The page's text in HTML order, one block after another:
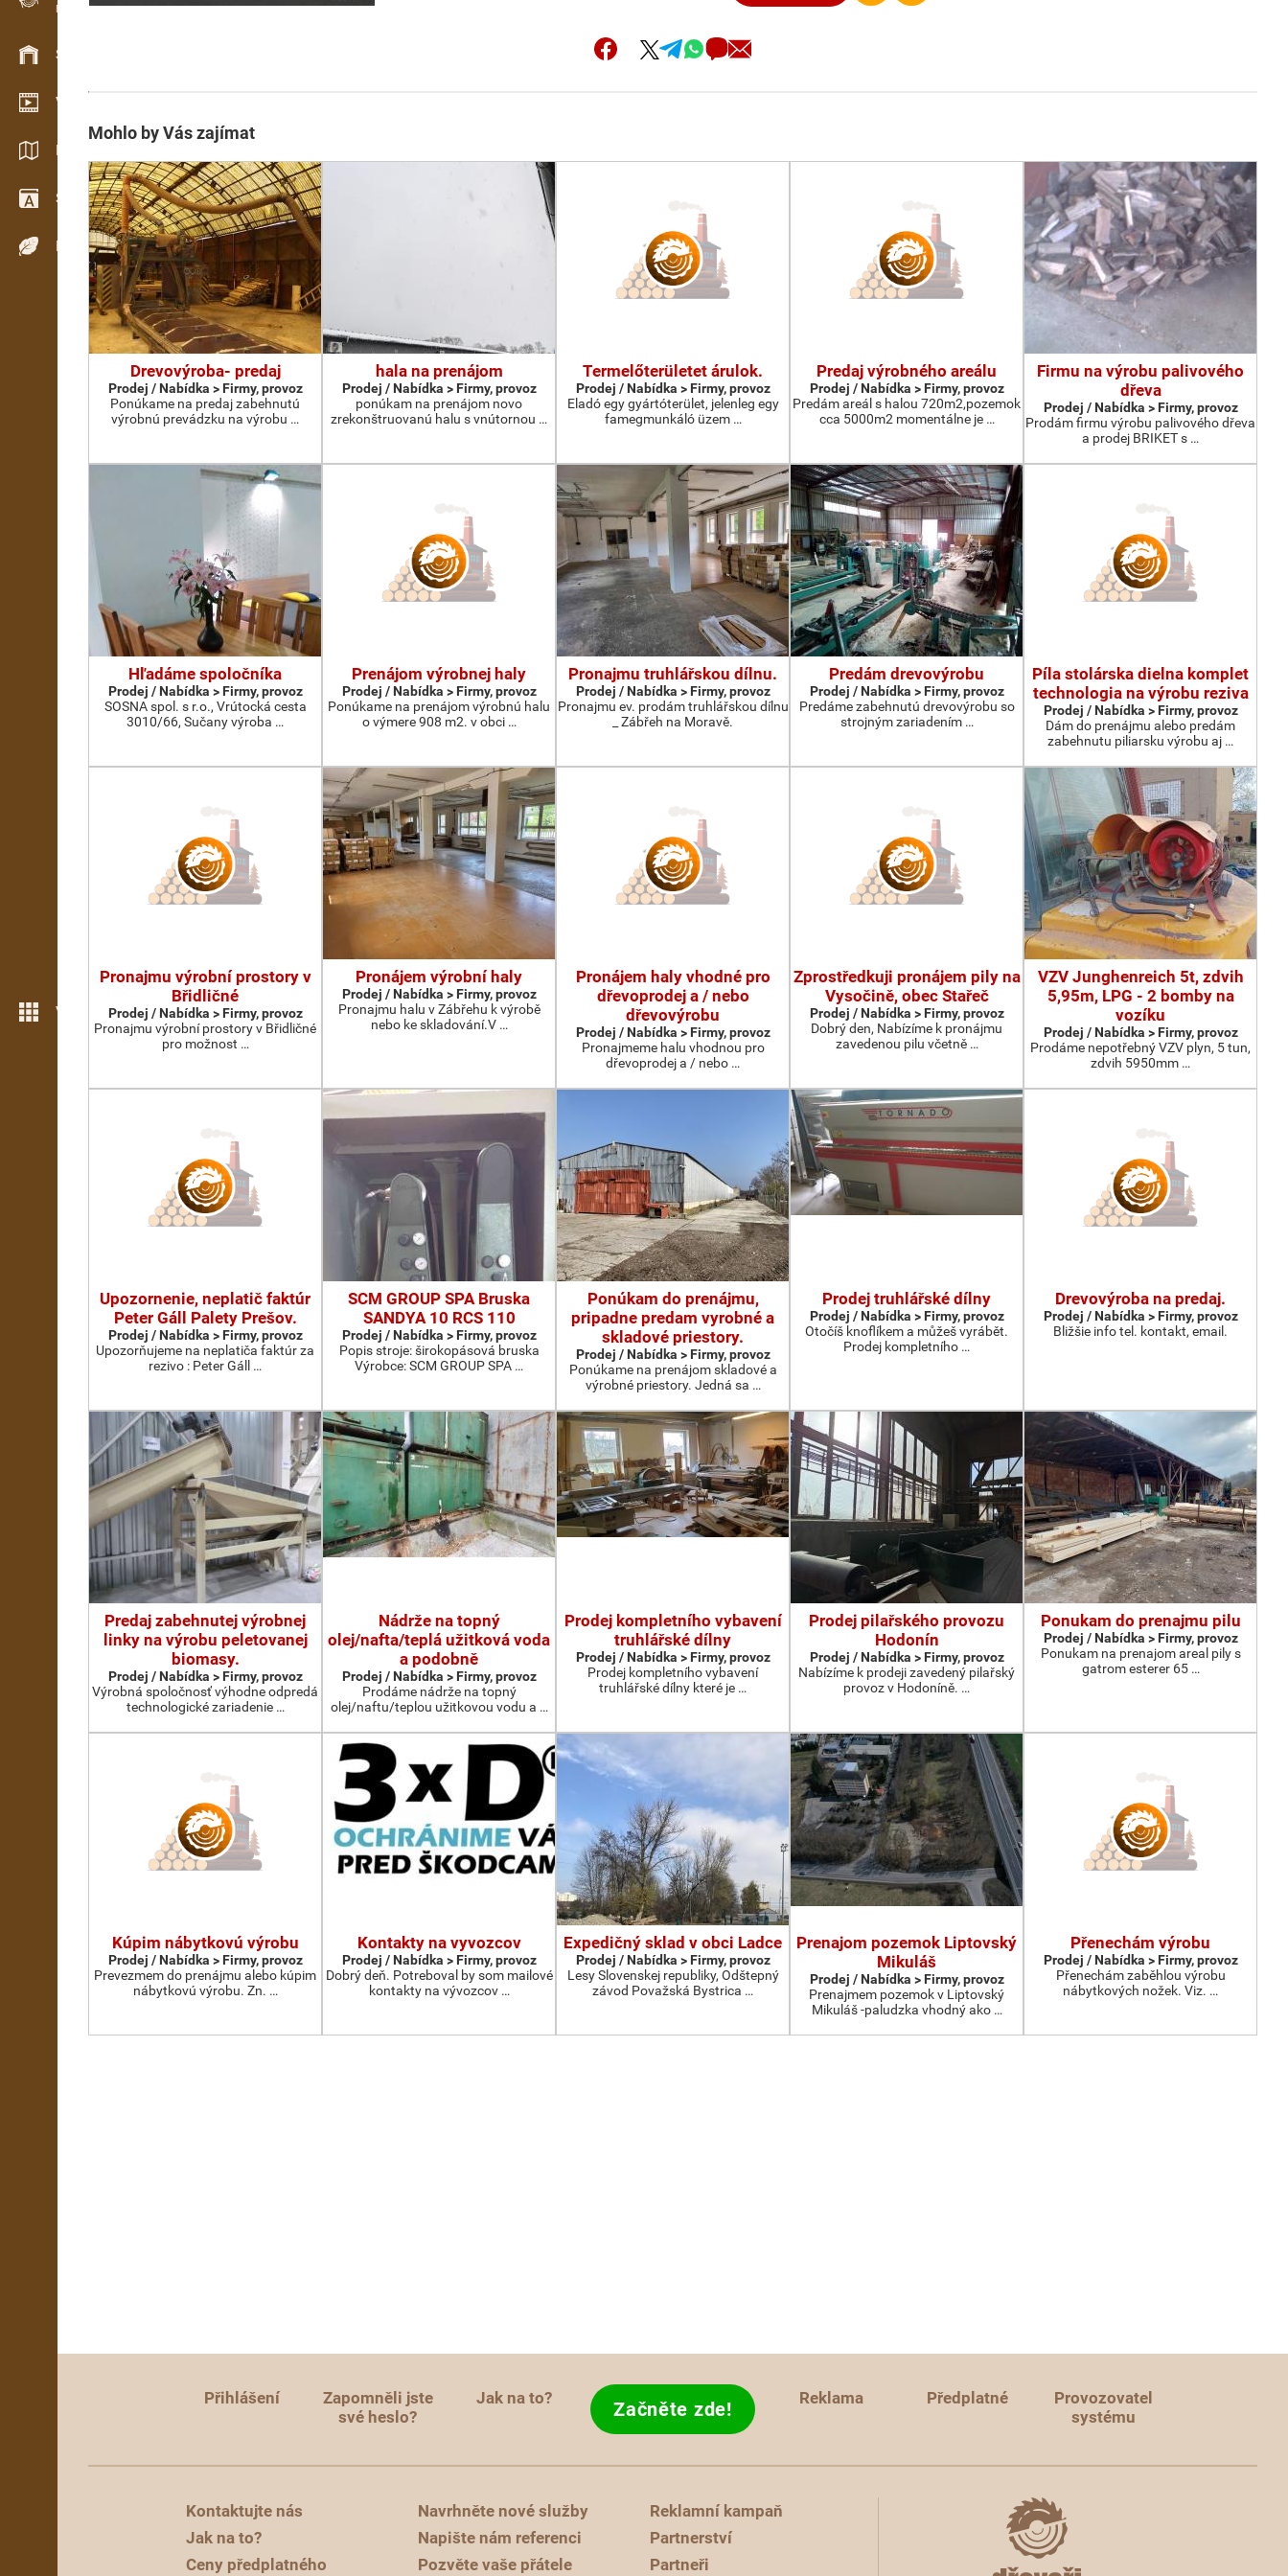
Evidence dřeva v terénu
Skladové hospodářství
Video showroom
Katalogy / Brožury
Slovník
Dřeviny
Více možností
Mohlo by Vás zajímat
Drevovýroba- predaj
Prodej / Nabídka > Firmy, provoz
Ponúkame na predaj zabehnutú
výrobnú prevádzku na výrobu …
hala na prenájom
Prodej / Nabídka > Firmy, provoz
ponúkam na prenájom novo
zrekonštruovanú halu s vnútornou …
Termelőterületet árulok.
Prodej / Nabídka > Firmy, provoz
Eladó egy gyártóterület, jelenleg egy
famegmunkáló üzem …
Predaj výrobného areálu
Prodej / Nabídka > Firmy, provoz
Predám areál s halou 720m2,pozemok
cca 5000m2 momentálne je …
Firmu na výrobu palivového
dřeva
Prodej / Nabídka > Firmy, provoz
Prodám firmu výrobu palivového dřeva
a prodej BRIKET s …
Hľadáme spoločníka
Prodej / Nabídka > Firmy, provoz
SOSNA spol. s r.o., Vrútocká cesta
3010/66, Sučany výroba …
Prenájom výrobnej haly
Prodej / Nabídka > Firmy, provoz
Ponúkame na prenájom výrobnú halu
o výmere 908 m2. v obci …
Pronajmu truhlářskou dílnu.
Prodej / Nabídka > Firmy, provoz
Pronajmu ev. prodám truhlářskou dílnu
_ Zábřeh na Moravě.
Predám drevovýrobu
Prodej / Nabídka > Firmy, provoz
Predáme zabehnutú drevovýrobu so
strojným zariadením …
Píla stolárska dielna komplet
technologia na výrobu reziva
Prodej / Nabídka > Firmy, provoz
Dám do prenájmu alebo predám
zabehnutu piliarsku výrobu aj …
Pronajmu výrobní prostory v
Břidličné
Prodej / Nabídka > Firmy, provoz
Pronajmu výrobní prostory v Břidličné
pro možnost …
Pronájem výrobní haly
Prodej / Nabídka > Firmy, provoz
Pronajmu halu v Zábřehu k výrobě
nebo ke skladování.V …
Pronájem haly vhodné pro
dřevoprodej a / nebo
dřevovýrobu
Prodej / Nabídka > Firmy, provoz
Pronajmeme halu vhodnou pro
dřevoprodej a / nebo …
Zprostředkuji pronájem pily na
Vysočině, obec Stařeč
Prodej / Nabídka > Firmy, provoz
Dobrý den, Nabízíme k pronájmu
zavedenou pilu včetně …
VZV Junghenreich 5t, zdvih
5,95m, LPG - 2 bomby na
vozíku
Prodej / Nabídka > Firmy, provoz
Prodáme nepotřebný VZV plyn, 5 tun,
zdvih 5950mm …
Upozornenie, neplatič faktúr
Peter Gáll Palety Prešov.
Prodej / Nabídka > Firmy, provoz
Upozorňujeme na neplatiča faktúr za
rezivo : Peter Gáll …
SCM GROUP SPA Bruska
SANDYA 10 RCS 110
Prodej / Nabídka > Firmy, provoz
Popis stroje: širokopásová bruska
Výrobce: SCM GROUP SPA …
Ponúkam do prenájmu,
pripadne predam vyrobné a
skladové priestory.
Prodej / Nabídka > Firmy, provoz
Ponúkame na prenájom skladové a
výrobné priestory. Jedná sa …
Prodej truhlářské dílny
Prodej / Nabídka > Firmy, provoz
Otočíš knoflíkem a můžeš vyrábět.
Prodej kompletního …
Drevovýroba na predaj.
Prodej / Nabídka > Firmy, provoz
Bližšie info tel. kontakt, email.
Predaj zabehnutej výrobnej
linky na výrobu peletovanej
biomasy.
Prodej / Nabídka > Firmy, provoz
Výrobná spoločnosť výhodne odpredá
technologické zariadenie …
Nádrže na topný
olej/nafta/teplá užitková voda
a podobně
Prodej / Nabídka > Firmy, provoz
Prodáme nádrže na topný
olej/naftu/teplou užitkovou vodu a …
Prodej kompletního vybavení
truhlářské dílny
Prodej / Nabídka > Firmy, provoz
Prodej kompletního vybavení
truhlářské dílny které je …
Prodej pilařského provozu
Hodonín
Prodej / Nabídka > Firmy, provoz
Nabízíme k prodeji zavedený pilařský
provoz v Hodoníně. …
Ponukam do prenajmu pilu
Prodej / Nabídka > Firmy, provoz
Ponukam na prenajom areal pily s
gatrom esterer 65 …
Kúpim nábytkovú výrobu
Prodej / Nabídka > Firmy, provoz
Prevezmem do prenájmu alebo kúpim
nábytkovú výrobu. Zn. …
Kontakty na vyvozcov
Prodej / Nabídka > Firmy, provoz
Dobrý deň. Potreboval by som mailové
kontakty na vývozcov …
Expedičný sklad v obci Ladce
Prodej / Nabídka > Firmy, provoz
Lesy Slovenskej republiky, Odštepný
závod Považská Bystrica …
Prenajom pozemok Liptovský
Mikuláš
Prodej / Nabídka > Firmy, provoz
Prenajmem pozemok v Liptovský
Mikuláš -paludzka vhodný ako …
Přenechám výrobu
Prodej / Nabídka > Firmy, provoz
Přenechám zaběhlou výrobu
nábytkových nožek. Viz. …
Přihlášení
Zapomněli jste
své heslo?
Jak na to? Začněte zde! Reklama Předplatné
Provozovatel
systému
Kontaktujte nás
Jak na to?
Ceny předplatného
Navrhněte nové služby
Napište nám referenci
Pozvěte vaše přátele
Reklamní kampaň
Partnerství
Partneři